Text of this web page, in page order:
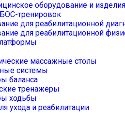
оборудование и изделия
тренировок
для реабилитационной
для реабилитационной
массажные столы
системы
баланса
тренажёры
ходьбы
ухода и реабилитации